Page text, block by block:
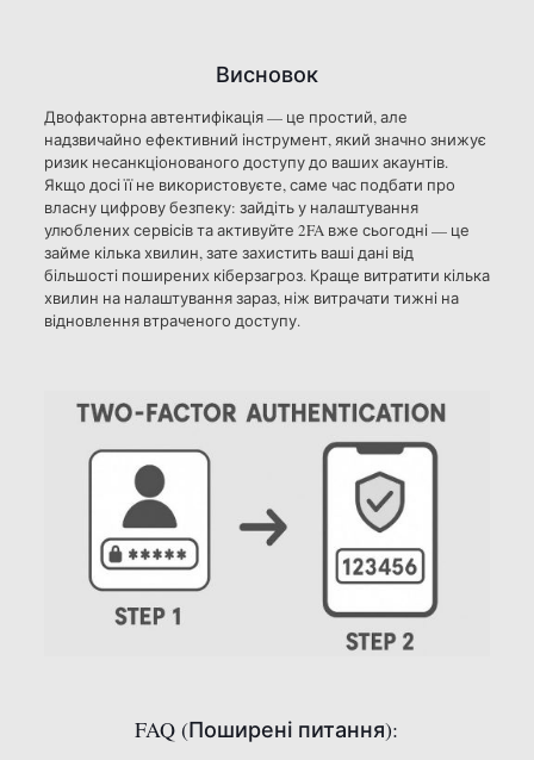
Висновок
Двофакторна автентифікація — це простий, але
надзвичайно ефективний інструмент, який значно знижує
ризик несанкціонованого доступу до ваших акаунтів.
Якщо досі її не використовуєте, саме час подбати про
власну цифрову безпеку: зайдіть у налаштування
улюблених сервісів та активуйте 2FA вже сьогодні — це
займе кілька хвилин, зате захистить ваші дані від
більшості поширених кіберзагроз. Краще витратити кілька
хвилин на налаштування зараз, ніж витрачати тижні на
відновлення втраченого доступу.
FAQ (Поширені питання):